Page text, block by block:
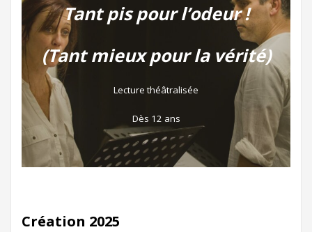
Tant pis pour l’odeur !
(Tant mieux pour la vérité)
Lecture théâtralisée
Dès 12 ans
Création 2025